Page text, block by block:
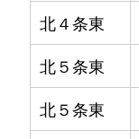
北４条東
北５条東
北５条東